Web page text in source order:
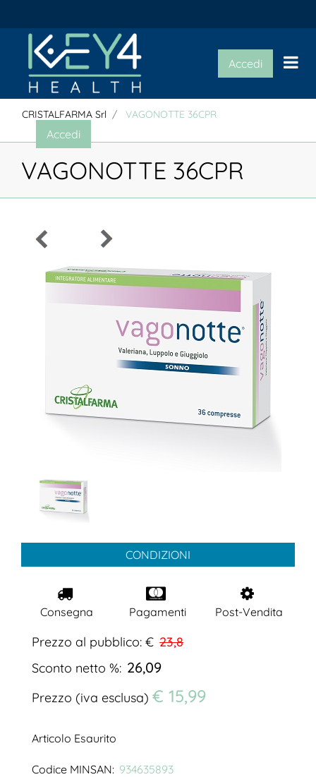
Accedi
Accedi
CRISTALFARMA Srl VAGONOTTE 36CPR
VAGONOTTE 36CPR
CONDIZIONI
Consegna Pagamenti Post-Vendita
Prezzo al pubblico: € 23,8
Sconto netto %: 26,09
Prezzo (iva esclusa) € 15,99
Articolo Esaurito
Codice MINSAN: 934635893